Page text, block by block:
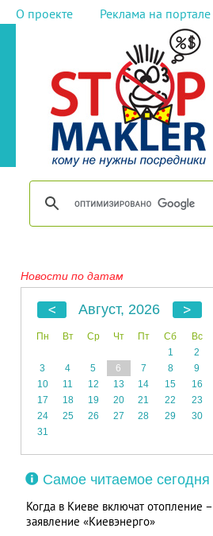
О проекте Реклама на портале
Новости по датам
Август, 2026
Пн Вт Ср Чт Пт Сб
Вс
1
2
3
4 5 6 7 8
9
10
11 12 13 14 15
16
17
18 19 20 21 22
23
24
25 26 27 28 29
30
31
Самое читаемое сегодня
Когда в Киеве включат отопление –
заявление «Киевэнерго»